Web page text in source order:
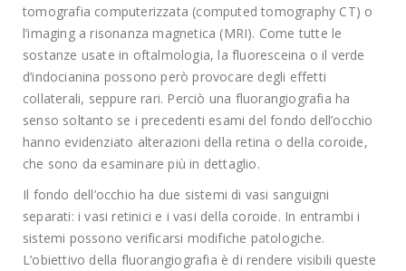
tomografia computerizzata (computed tomography CT) o
l’imaging a risonanza magnetica (MRI). Come tutte le
sostanze usate in oftalmologia, la fluoresceina o il verde
d’indocianina possono però provocare degli effetti
collaterali, seppure rari. Perciò una fluorangiografia ha
senso soltanto se i precedenti esami del fondo dell’occhio
hanno evidenziato alterazioni della retina o della coroide,
che sono da esaminare più in dettaglio.
Il fondo dell’occhio ha due sistemi di vasi sanguigni
separati: i vasi retinici e i vasi della coroide. In entrambi i
sistemi possono verificarsi modifiche patologiche.
L’obiettivo della fluorangiografia è di rendere visibili queste